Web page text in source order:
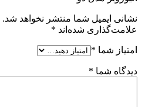
نشانی ایمیل شما منتشر نخواهد شد.
علامت‌گذاری شده‌اند *
امتیاز شما *
دیدگاه شما *